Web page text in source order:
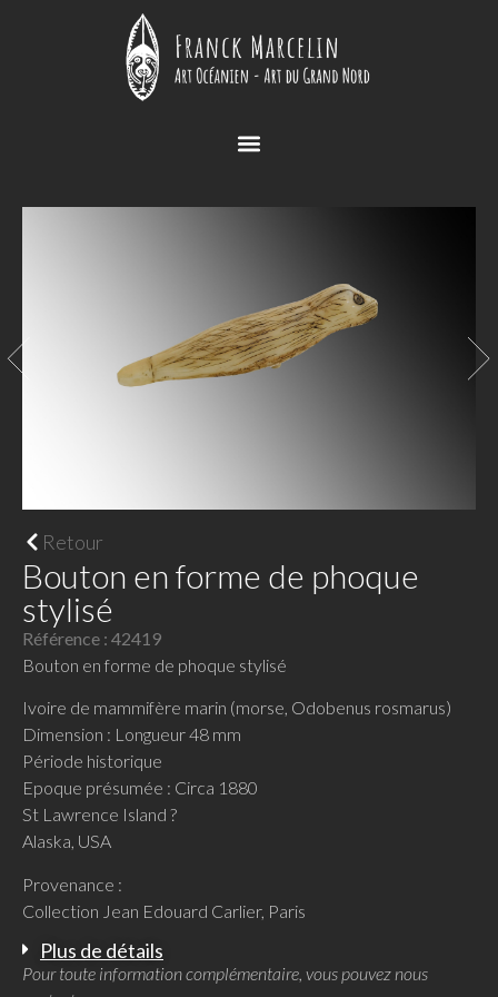
Retour
Bouton en forme de phoque
stylisé
Référence : 42419
Bouton en forme de phoque stylisé
Ivoire de mammifère marin (morse, Odobenus rosmarus)
Dimension : Longueur 48 mm
Période historique
Epoque présumée : Circa 1880
St Lawrence Island ?
Alaska, USA
Provenance :
Collection Jean Edouard Carlier, Paris
Plus de détails
Pour toute information complémentaire, vous pouvez nous